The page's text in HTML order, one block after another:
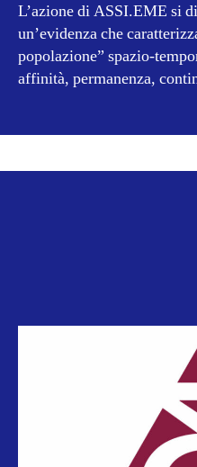
L’azione di ASSI.EME si
un’evidenza che
popolazione” spazio-
affinità, permanenza,